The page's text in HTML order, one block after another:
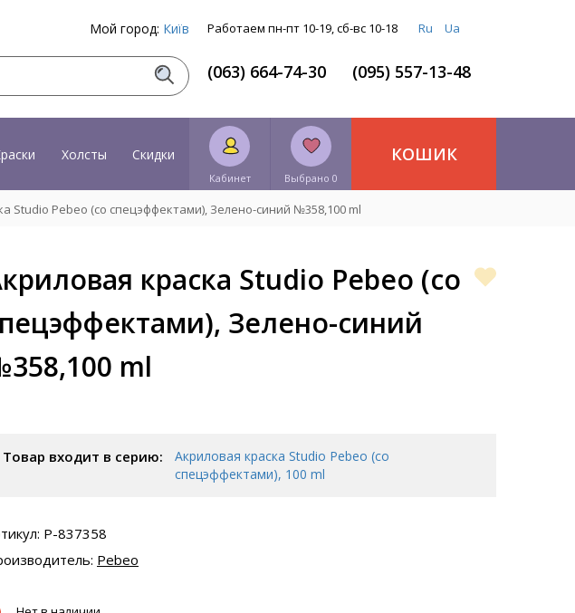
Мой город: Київ Работаем пн-пт 10-19, сб-вс 10-18 Ru Ua
(063) 664-74-30 (095) 557-13-48
Холсты Скидки
Кабинет Выбрано 0
КОШИК
Studio Pebeo (со спецэффектами), Зелено-синий №358,100 ml
краска Studio Pebeo (со
Зелено-синий
ml
Товар входит в серию:
Акриловая краска Studio Pebeo (со
спецэффектами), 100 ml
P-837358
Pebeo